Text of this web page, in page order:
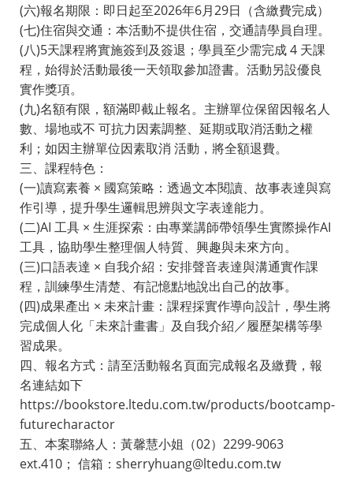
(六)報名期限：即日起至2026年6月29日（含繳費完成）
(七)住宿與交通：本活動不提供住宿，交通請學員自理。
(八)5天課程將實施簽到及簽退；學員至少需完成 4 天課
程，始得於活動最後一天領取參加證書。活動另設優良
實作獎項。
(九)名額有限，額滿即截止報名。主辦單位保留因報名人
數、場地或不 可抗力因素調整、延期或取消活動之權
利；如因主辦單位因素取消 活動，將全額退費。
三、課程特色：
(一)讀寫素養 × 國寫策略：透過文本閱讀、故事表達與寫
作引導，提升學生邏輯思辨與文字表達能力。
(二)AI 工具 × 生涯探索：由專業講師帶領學生實際操作AI
工具，協助學生整理個人特質、興趣與未來方向。
(三)口語表達 × 自我介紹：安排聲音表達與溝通實作課
程，訓練學生清楚、有記憶點地說出自己的故事。
(四)成果產出 × 未來計畫：課程採實作導向設計，學生將
完成個人化「未來計畫書」及自我介紹／履歷架構等學
習成果。
四、報名方式：請至活動報名頁面完成報名及繳費，報
名連結如下
https://bookstore.ltedu.com.tw/products/bootcamp-
futurecharactor
五、本案聯絡人：黃馨慧小姐（02）2299-9063
ext.410； 信箱：sherryhuang@ltedu.com.tw